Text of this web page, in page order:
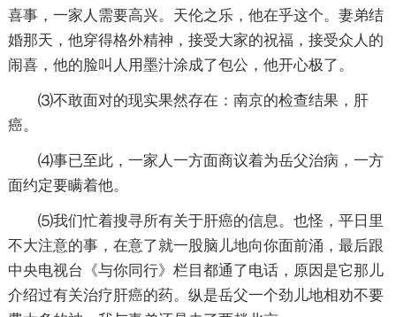
喜事，一家人需要高兴。天伦之乐，他在乎这个。妻弟结
婚那天，他穿得格外精神，接受大家的祝福，接受众人的
闹喜，他的脸叫人用墨汁涂成了包公，他开心极了。
⑶不敢面对的现实果然存在：南京的检查结果，肝
癌。
⑷事已至此，一家人一方面商议着为岳父治病，一方
面约定要瞒着他。
⑸我们忙着搜寻所有关于肝癌的信息。也怪，平日里
不大注意的事，在意了就一股脑儿地向你面前涌，最后跟
中央电视台《与你同行》栏目都通了电话，原因是它那儿
介绍过有关治疗肝癌的药。纵是岳父一个劲儿地相劝不要